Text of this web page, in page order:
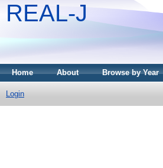
REAL-J
Home About Browse by Year
Login